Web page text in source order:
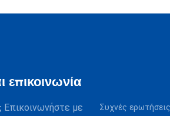
επικοινωνία
Επικοινωνήστε με Συχνές ερωτήσεις